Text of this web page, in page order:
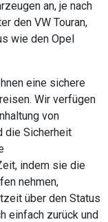
an, je nach
den VW Touran,
wie den Opel
eine sichere
Wir verfügen
von
die Sicherheit
indem sie die
nehmen,
über den Status
einfach zurück und